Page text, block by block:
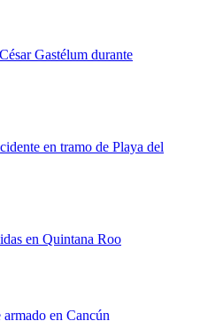
Gastélum durante
en tramo de Playa del
en Quintana Roo
armado en Cancún